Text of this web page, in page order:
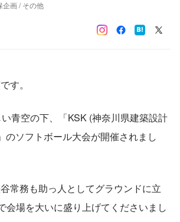
企画 / その他
す。
青空の下、「KSK (神奈川県建築設計
のソフトボール大会が開催されまし
常務も助っ人としてグラウンドに立
会場を大いに盛り上げてくださいまし